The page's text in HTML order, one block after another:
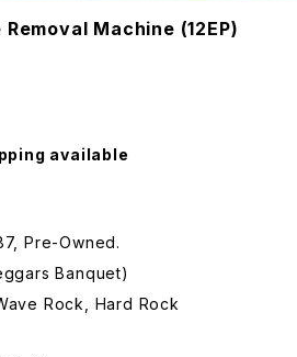
Machine (12EP)
available
Pre-Owned.
Banquet)
Rock, Hard Rock